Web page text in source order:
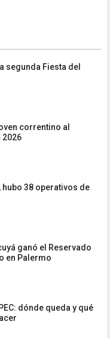
segunda Fiesta del
correntino al
2026
hubo 38 operativos de
ganó el Reservado
en Palermo
dónde queda y qué